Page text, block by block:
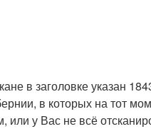
в заголовке указан
в которых на тот
или у Вас не всё